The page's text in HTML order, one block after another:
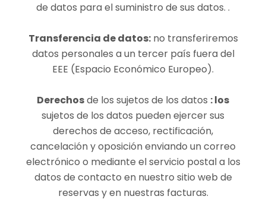
de datos para el suministro de sus datos. .
Transferencia de datos:no transferiremos
datos personales a un tercer país fuera del
EEE (Espacio Económico Europeo).
Derechosde los sujetos de los datos : los
sujetos de los datos pueden ejercer sus
derechos de acceso, rectificación,
cancelación y oposición enviando un correo
electrónico o mediante el servicio postal a los
datos de contacto en nuestro sitio web de
reservas y en nuestras facturas.